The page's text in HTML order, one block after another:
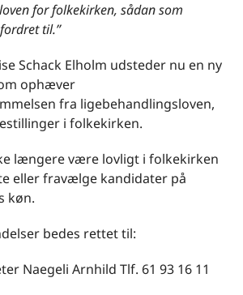
for folkekirken, sådan som
til.”
Schack Elholm udsteder nu en ny
ophæver
fra ligebehandlingsloven,
i folkekirken.
længere være lovligt i folkekirken
eller fravælge kandidater på
køn.
bedes rettet til:
Naegeli Arnhild Tlf. 61 93 16 11